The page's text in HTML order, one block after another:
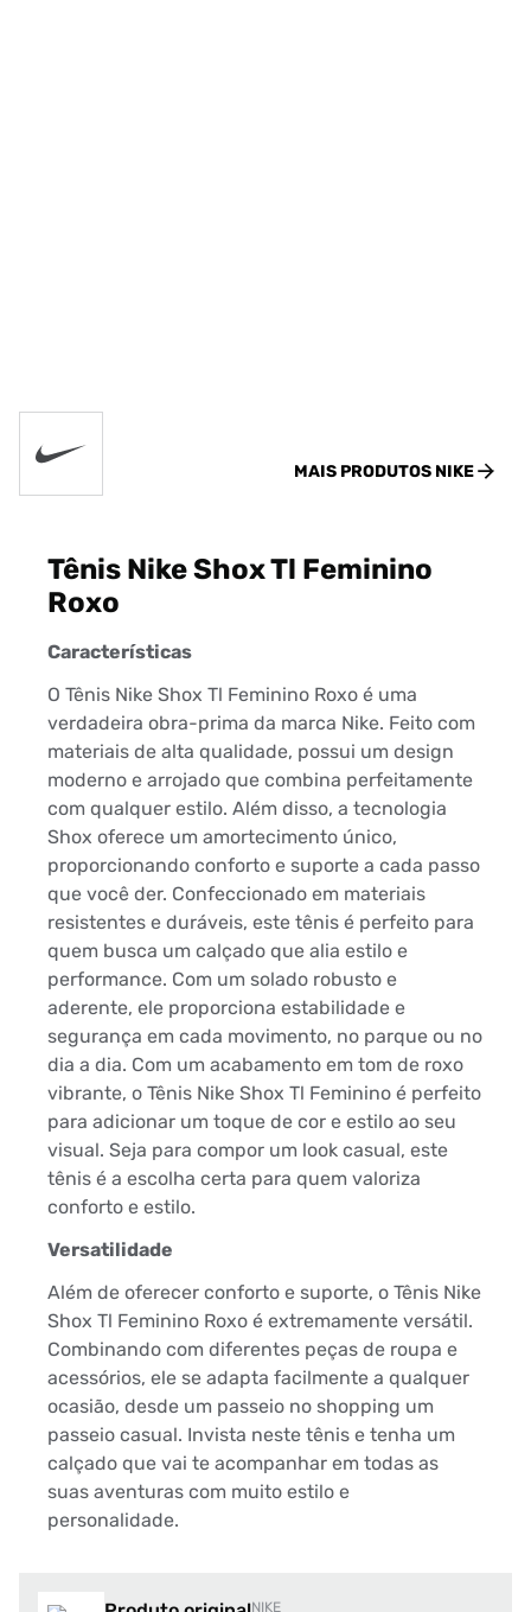
MAIS PRODUTOS NIKE
Tênis Nike Shox Tl Feminino
Roxo
Características
O Tênis Nike Shox Tl Feminino Roxo é uma
verdadeira obra-prima da marca Nike. Feito com
materiais de alta qualidade, possui um design
moderno e arrojado que combina perfeitamente
com qualquer estilo. Além disso, a tecnologia
Shox oferece um amortecimento único,
proporcionando conforto e suporte a cada passo
que você der. Confeccionado em materiais
resistentes e duráveis, este tênis é perfeito para
quem busca um calçado que alia estilo e
performance. Com um solado robusto e
aderente, ele proporciona estabilidade e
segurança em cada movimento, no parque ou no
dia a dia. Com um acabamento em tom de roxo
vibrante, o Tênis Nike Shox Tl Feminino é perfeito
para adicionar um toque de cor e estilo ao seu
visual. Seja para compor um look casual, este
tênis é a escolha certa para quem valoriza
conforto e estilo.
Versatilidade
Além de oferecer conforto e suporte, o Tênis Nike
Shox Tl Feminino Roxo é extremamente versátil.
Combinando com diferentes peças de roupa e
acessórios, ele se adapta facilmente a qualquer
ocasião, desde um passeio no shopping um
passeio casual. Invista neste tênis e tenha um
calçado que vai te acompanhar em todas as
suas aventuras com muito estilo e
personalidade.
NIKE